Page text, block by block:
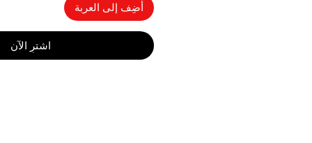
أضِف إلى العربة
اشترِ الآن